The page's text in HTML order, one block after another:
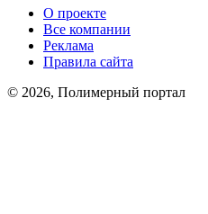
О проекте
Все компании
Реклама
Правила сайта
© 2026, Полимерный портал